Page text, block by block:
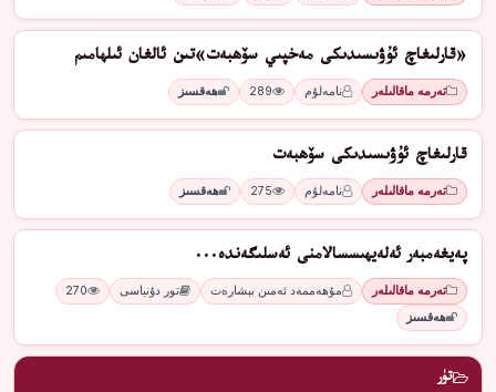
«قارلىغاچ ئۇۋىسىدىكى مەخپىي سۆھبەت»تىن ئالغان ئىلھامىم
تەرمە ماقالىلەر نامەلۇم 289 ھەقسىز
قارلىغاچ ئۇۋىسىدىكى سۆھبەت
تەرمە ماقالىلەر نامەلۇم 275 ھەقسىز
پەيغەمبەر ئەلەيھىسسالامنى ئەسلىگەندە...
تەرمە ماقالىلەر مۇھەممەد ئەمىن بېشارەت تور دۇنياسى
270
ھەقسىز
تۈر